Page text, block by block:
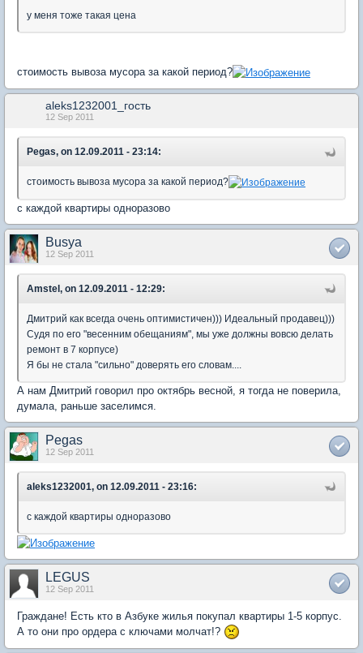
у меня тоже такая цена
стоимость вывоза мусора за какой период?
aleks1232001_гость
12 Sep 2011
Pegas, on 12.09.2011 - 23:14:
стоимость вывоза мусора за какой период?
с каждой квартиры одноразово
Busya
12 Sep 2011
Amstel, on 12.09.2011 - 12:29:
Дмитрий как всегда очень оптимистичен))) Идеальный продавец)))
Судя по его "весенним обещаниям", мы уже должны вовсю делать
ремонт в 7 корпусе)
Я бы не стала "сильно" доверять его словам....
А нам Дмитрий говорил про октябрь весной, я тогда не поверила,
думала, раньше заселимся.
Pegas
12 Sep 2011
aleks1232001, on 12.09.2011 - 23:16:
с каждой квартиры одноразово
LEGUS
12 Sep 2011
Граждане! Есть кто в Азбуке жилья покупал квартиры 1-5 корпус.
А то они про ордера с ключами молчат!?